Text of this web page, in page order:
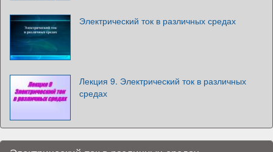
Электрический ток в различных средах
Лекция 9. Электрический ток в различных
средах